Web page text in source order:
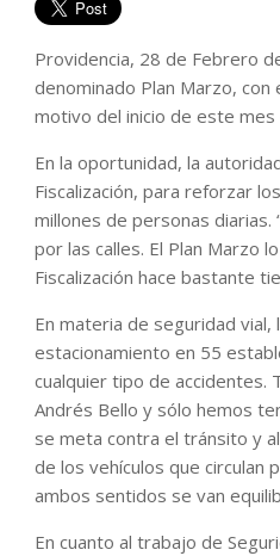
Providencia, 28 de Febrero
denominado Plan Marzo,
motivo del inicio de este mes
En la oportunidad, la
Fiscalización, para reforzar
millones de personas
por las calles. El Plan Marzo
Fiscalización hace bastante
En materia de seguridad
estacionamiento en 55
cualquier tipo de accidentes.
Andrés Bello y sólo hemos
se meta contra el tránsito y
de los vehículos que circulan
ambos sentidos se van
En cuanto al trabajo de